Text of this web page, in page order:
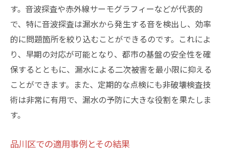
す。音波探査や赤外線サーモグラフィーなどが代表的
で、特に音波探査は漏水から発生する音を検出し、効率
的に問題箇所を絞り込むことができるのです。これによ
り、早期の対応が可能となり、都市の基盤の安全性を確
保するとともに、漏水による二次被害を最小限に抑える
ことができます。また、定期的な点検にも非破壊検査技
術は非常に有用で、漏水の予防に大きな役割を果たしま
す。
品川区での適用事例とその結果